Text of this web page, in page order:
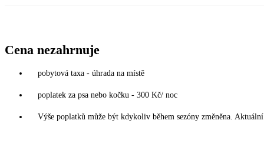
Cena nezahrnuje
pobytová taxa - úhrada na místě
poplatek za psa nebo kočku - 300 Kč/ noc
Výše poplatků může být kdykoliv během sezóny změněna.